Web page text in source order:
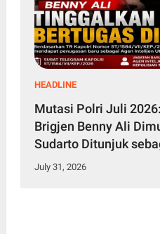
HEADLINE
Mutasi Polri Juli
Brigjen Benny Ali
Sudarto Ditunjuk
July 31, 2026